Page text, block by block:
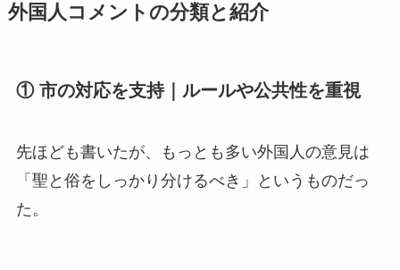
外国人コメントの分類と紹介
① 市の対応を支持｜ルールや公共性を重視
先ほども書いたが、もっとも多い外国人の意見は
「聖と俗をしっかり分けるべき」というものだっ
た。